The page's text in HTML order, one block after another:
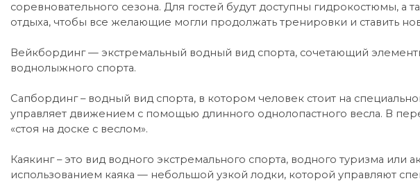
соревновательного сезона. Для гостей будут доступны гидрокостюмы, а
отдыха, чтобы все желающие могли продолжать тренировки и ставить
Вейкбординг — экстремальный водный вид спорта, сочетающий
воднолыжного спорта.
Сапбординг – водный вид спорта, в котором человек стоит на
управляет движением с помощью длинного однолопастного весла. В
«стоя на доске с веслом».
Каякинг – это вид водного экстремального спорта, водного туризма или
использованием каяка — небольшой узкой лодки, которой управляют